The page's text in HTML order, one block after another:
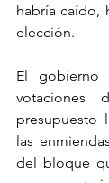
habría caído,
elección.
El gobierno
votaciones
presupuesto
las
del bloque